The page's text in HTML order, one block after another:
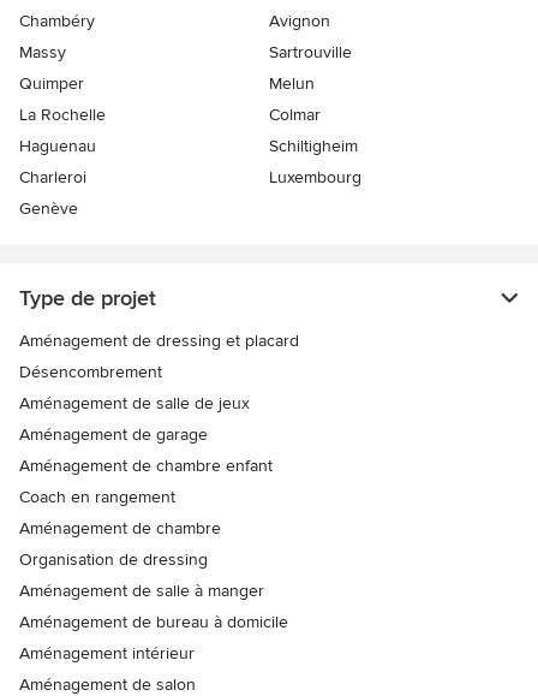
Chambéry
Avignon
Massy
Sartrouville
Quimper
Melun
La Rochelle
Colmar
Haguenau
Schiltigheim
Charleroi
Luxembourg
Genève
Type de projet
Aménagement de dressing et placard
Désencombrement
Aménagement de salle de jeux
Aménagement de garage
Aménagement de chambre enfant
Coach en rangement
Aménagement de chambre
Organisation de dressing
Aménagement de salle à manger
Aménagement de bureau à domicile
Aménagement intérieur
Aménagement de salon